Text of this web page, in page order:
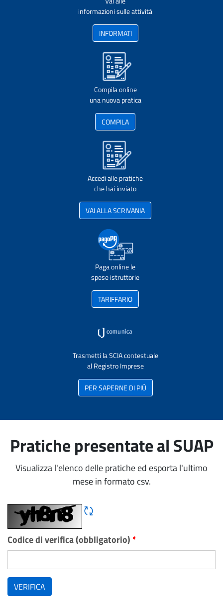
informazioni sulle attività
INFORMATI
Compila online
una nuova pratica
COMPILA
Accedi alle pratiche
che hai inviato
VAI ALLA SCRIVANIA
Paga online le
spese istruttorie
TARIFFARIO
Trasmetti la SCIA contestuale
al Registro Imprese
PER SAPERNE DI PIÙ
Pratiche presentate al SUAP
Visualizza l'elenco delle pratiche ed esporta l'ultimo
mese in formato csv.
Rigene CAPTCHA
Codice di verifica (obbligatorio) *
VERIFICA